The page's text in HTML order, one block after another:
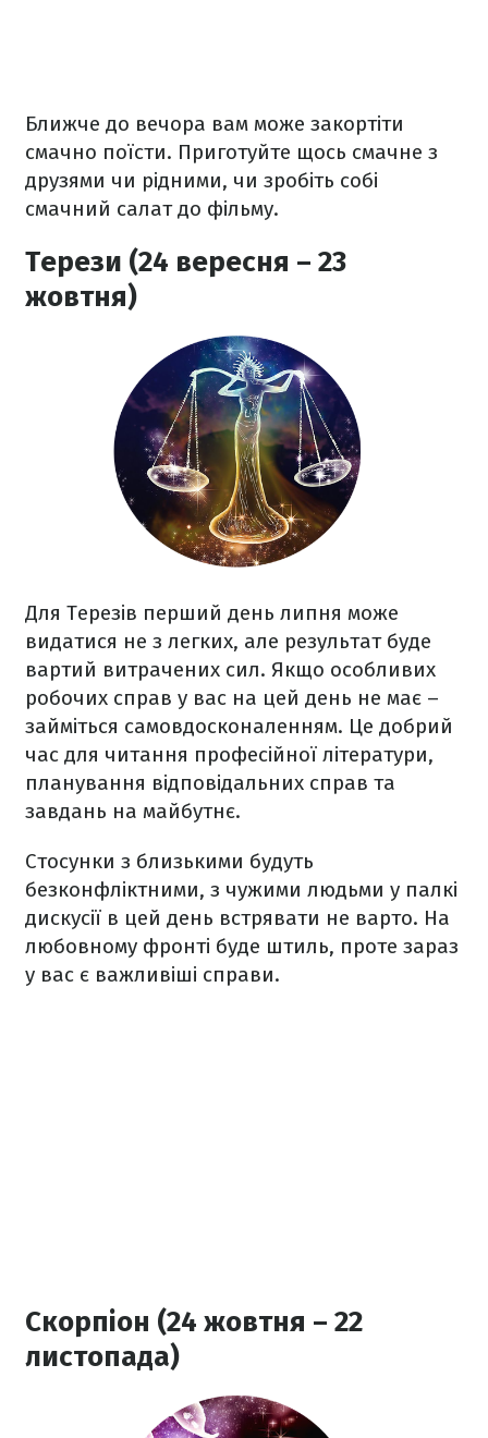
Ближче до вечора вам може закортіти
смачно поїсти. Приготуйте щось смачне з
друзями чи рідними, чи зробіть собі
смачний салат до фільму.
Терези (24 вересня – 23
жовтня)
Для Терезів перший день липня може
видатися не з легких, але результат буде
вартий витрачених сил. Якщо особливих
робочих справ у вас на цей день не має –
займіться самовдосконаленням. Це добрий
час для читання професійної літератури,
планування відповідальних справ та
завдань на майбутнє.
Стосунки з близькими будуть
безконфліктними, з чужими людьми у палкі
дискусії в цей день встрявати не варто. На
любовному фронті буде штиль, проте зараз
у вас є важливіші справи.
Скорпіон (24 жовтня – 22
листопада)